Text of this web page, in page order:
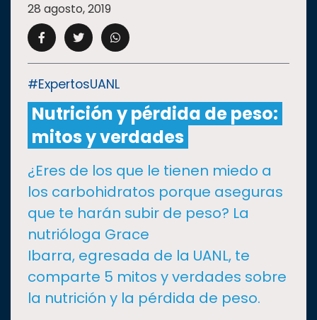
CAMPUS UANL
CULTURA
I+D+IEXPERTOS
SALUD
SUSTENTABILIDAD
28 agosto, 2019
#ExpertosUANL
Nutrición y pérdida de peso:
mitos y verdades
¿Eres de los que le tienen miedo a
los carbohidratos porque aseguras
que te harán subir de peso? La
nutrióloga Grace
Ibarra, egresada de la UANL, te
comparte 5 mitos y verdades sobre
la nutrición y la pérdida de peso.